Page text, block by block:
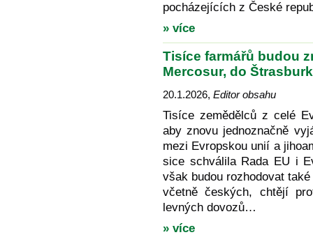
pocházejících z České
» více
Tisíce farmářů budou
Mercosur, do
20.1.2026, Editor obsahu
Tisíce zemědělců z celé
aby znovu jednoznačně
mezi Evropskou unií a
sice schválila Rada EU i
však budou rozhodovat
včetně českých, chtějí
levných dovozů…
» více